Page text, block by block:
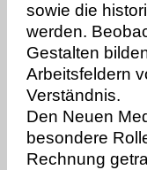
sowie die
werden.
Gestalten
Arbeitsfeldern
Verständnis.
Den Neuen
besondere
Rechnung